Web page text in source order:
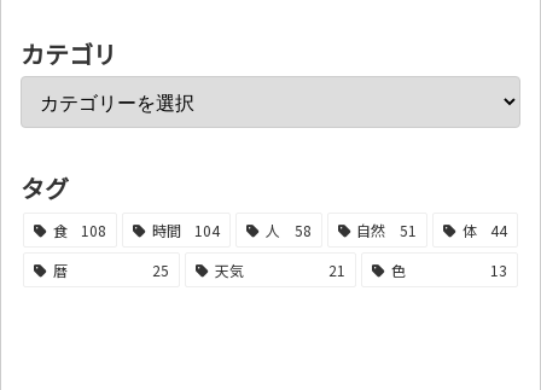
カテゴリ
タグ
食 108 時間 104 人 58 自然 51 体
44
暦
25 天気 21 色 13